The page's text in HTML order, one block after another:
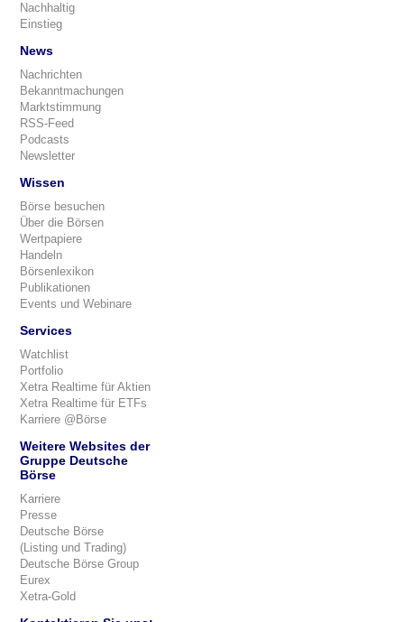
Nachhaltig
Einstieg
News
Nachrichten
Bekanntmachungen
Marktstimmung
RSS-Feed
Podcasts
Newsletter
Wissen
Börse besuchen
Über die Börsen
Wertpapiere
Handeln
Börsenlexikon
Publikationen
Events und Webinare
Services
Watchlist
Portfolio
Xetra Realtime für Aktien
Xetra Realtime für ETFs
Karriere @Börse
Weitere Websites der
Gruppe Deutsche
Börse
Karriere
Presse
Deutsche Börse
(Listing und Trading)
Deutsche Börse Group
Eurex
Xetra-Gold